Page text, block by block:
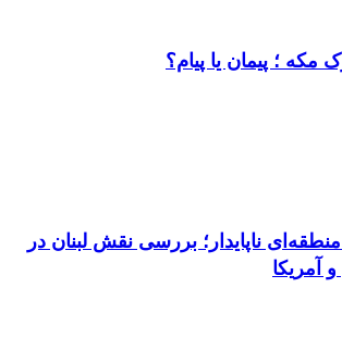
مکه ؛ پیمان یا پیام؟
ناپایدار؛ بررسی نقش لبنان در
و آمریکا